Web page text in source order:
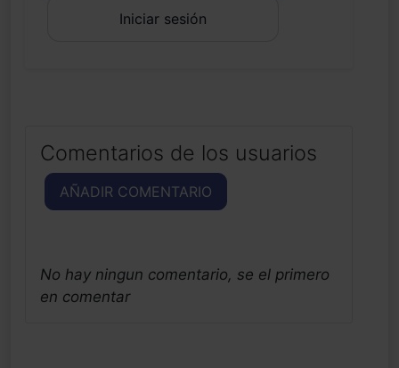
Iniciar sesión
Comentarios de los usuarios
AÑADIR COMENTARIO
No hay ningun comentario, se el primero
en comentar